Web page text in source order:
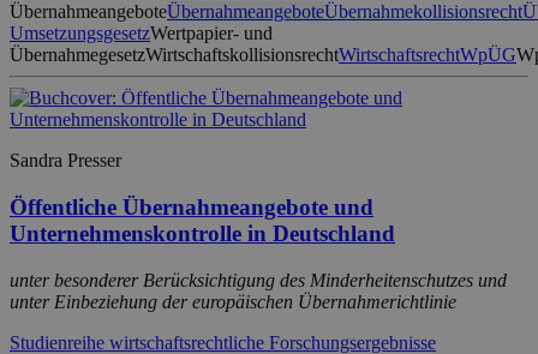
ÜbernahmeangeboteÜbernahmeangeboteÜbernahmekollisionsrecht
UmsetzungsgesetzWertpapier- und
ÜbernahmegesetzWirtschaftskollisionsrechtWirtschaftsrechtWpÜG
Sandra Presser
Öffentliche Übernahmeangebote und
Unternehmenskontrolle in Deutschland
unter besonderer Berücksichtigung des Minderheitenschutzes und
unter Einbeziehung der europäischen Übernahmerichtlinie
Studienreihe wirtschaftsrechtliche Forschungsergebnisse